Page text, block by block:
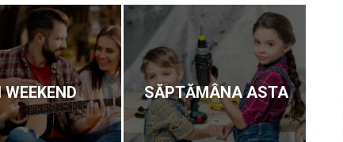
WEEKEND SĂPTĂMÂNA ASTA